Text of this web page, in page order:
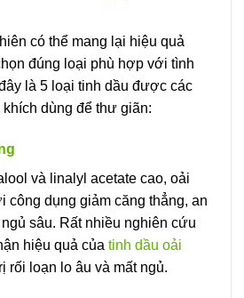
có thể mang lại hiệu quả
đúng loại phù hợp với tình
là 5 loại tinh dầu được các
dùng để thư giãn:
và linalyl acetate cao, oải
công dụng giảm căng thẳng, an
sâu. Rất nhiều nghiên cứu
hiệu quả của tinh dầu oải
rối loạn lo âu và mất ngủ.